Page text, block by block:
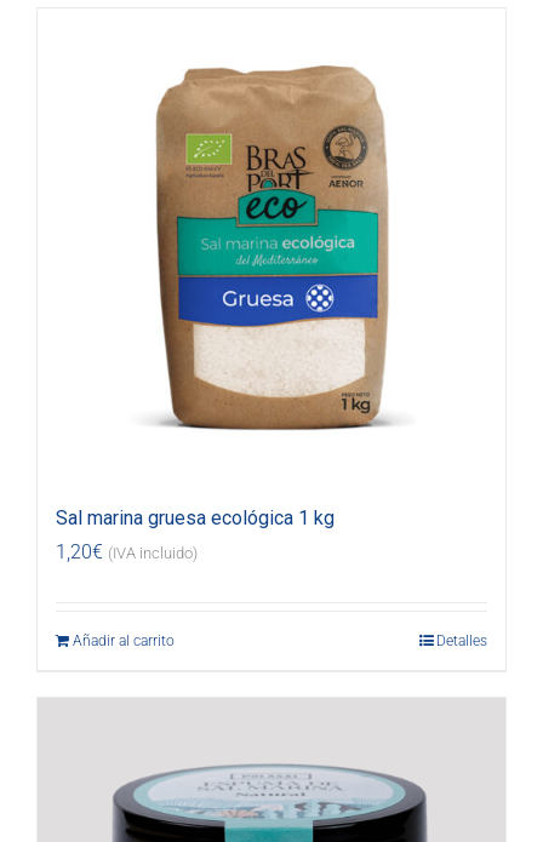
Sal marina gruesa ecológica 1 kg
1,20€ (IVA incluido)
Añadir al carrito Detalles